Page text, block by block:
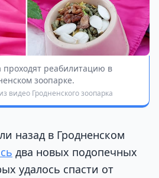
проходят реабилитацию в
зоопарке.
видео Гродненского зоопарка
назад в Гродненском
два новых подопечных
удалось спасти от